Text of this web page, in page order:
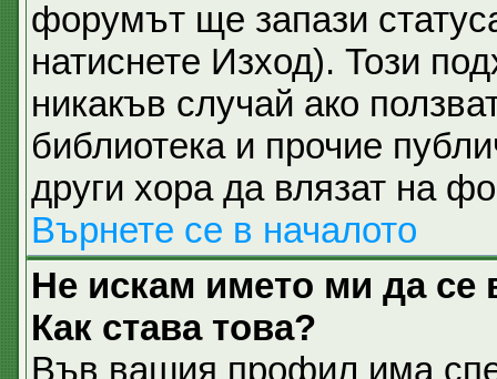
форумът ще запази
натиснете Изход). Този
никакъв случай ако
библиотека и прочие
други хора да влязат на
Върнете се в началото
Не искам името ми да се
Как става това?
Във вашия профил има